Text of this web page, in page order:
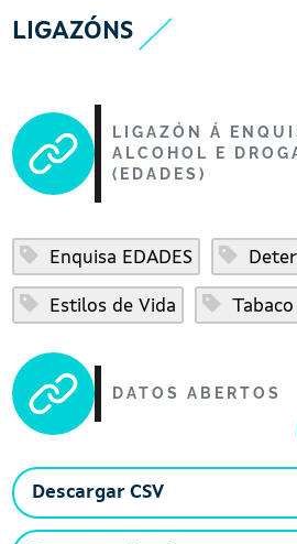
LIGAZÓNS
LIGAZÓN Á
ALCOHOL E
(EDADES)
Enquisa EDADES
Estilos de Vida Tabaco
DATOS ABERTOS
Descargar CSV